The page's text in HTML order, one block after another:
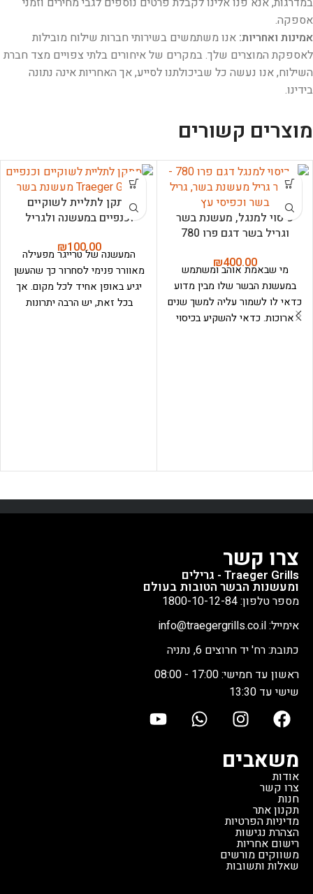
אספקה.
אמינות ואחריות: אנו משתמשים בשירותי חברות שילוח מובילות
לאספקת המוצרים שלך. במקרים של איחורים בלתי צפויים מצד חברת
השילוח, אנו נעשה כל שביכולתנו לסייע, אך האחריות אינה נתונה
בידינו.
מוצרים קשורים
כיסוי למנגל, מעשנת בשר
וגריל בשר דגם פרו 780
₪400.00
מי שבאמת אוהב ומשתמש
במעשנת הבשר שלו מבין מדוע
כדאי לו לשמור עליה למשך שנים
ארוכות. כדאי להשקיע בכיסוי
מתקן לתליית לשוקיים
וכנפיים במעשנה ולגריל
₪100.00
המעשנה של טרייגר מפעילה
מאוורר פנימי לסחרור כך שהעשן
יגיע באופן אחיד לכל מקום. אך
בכל זאת, יש הרבה יתרונות
צרו קשר
Traeger Grills - גרילים
ומעשנות הבשר הטובות בעולם
מספר טלפון: 1800-10-12-84
אימייל: info@traegergrills.co.il
כתובת: רח' יד חרוצים 6, נתניה
ראשון עד חמישי: 17:00 - 08:00
שישי עד 13:30
משאבים
אודות
צרו קשר
חנות
תקנון אתר
מדיניות הפרטיות
הצהרת נגישות
רישום אחריות
משווקים מורשים
שאלות ותשובות